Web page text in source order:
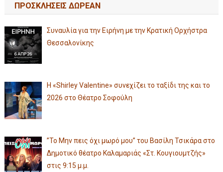
ΠΡΟΣΚΛΗΣΕΙΣ ΔΩΡΕΑΝ
Συναυλία για την Ειρήνη με την Κρατική Ορχήστρα
Θεσσαλονίκης
Η «Shirley Valentine» συνεχίζει το ταξίδι της και το
2026 στο Θέατρο Σοφούλη
”Το Μην πεις όχι μωρό μου” του Βασίλη Τσικάρα στο
Δημοτικό θέατρο Καλαμαριάς «Στ. Κουγιουμτζής»
στις 9:15 μ.μ.